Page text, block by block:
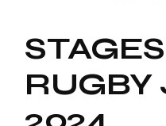
RUGBY